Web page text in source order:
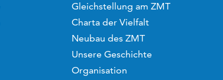
Gleichstellung am ZMT
Charta der Vielfalt
Neubau des ZMT
Unsere Geschichte
Organisation